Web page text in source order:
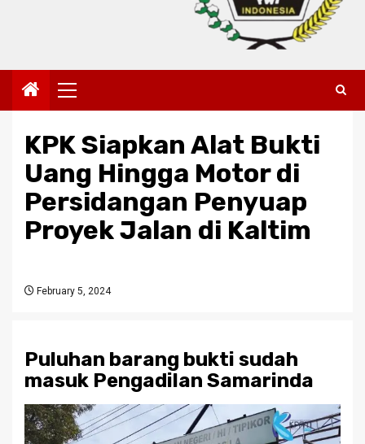
Primary
Menu
KPK Siapkan Alat Bukti
Uang Hingga Motor di
Persidangan Penyuap
Proyek Jalan di Kaltim
February 5, 2024
Puluhan barang bukti sudah
masuk Pengadilan Samarinda